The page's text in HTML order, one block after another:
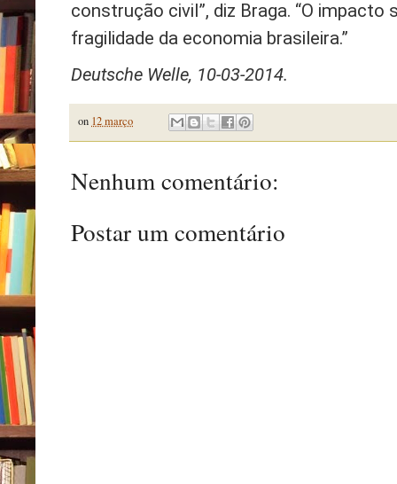
construção civil”, diz Braga. “O
fragilidade da economia brasileira.”
Deutsche Welle, 10-03-2014.
on 12 março
Nenhum comentário:
Postar um comentário